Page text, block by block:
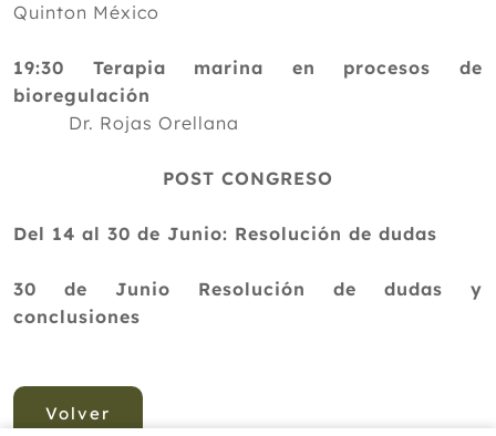
Quinton México
19:30 Terapia marina en procesos de
bioregulación
Dr. Rojas Orellana
POST CONGRESO
Del 14 al 30 de Junio: Resolución de dudas
30 de Junio Resolución de dudas y
conclusiones
Volver